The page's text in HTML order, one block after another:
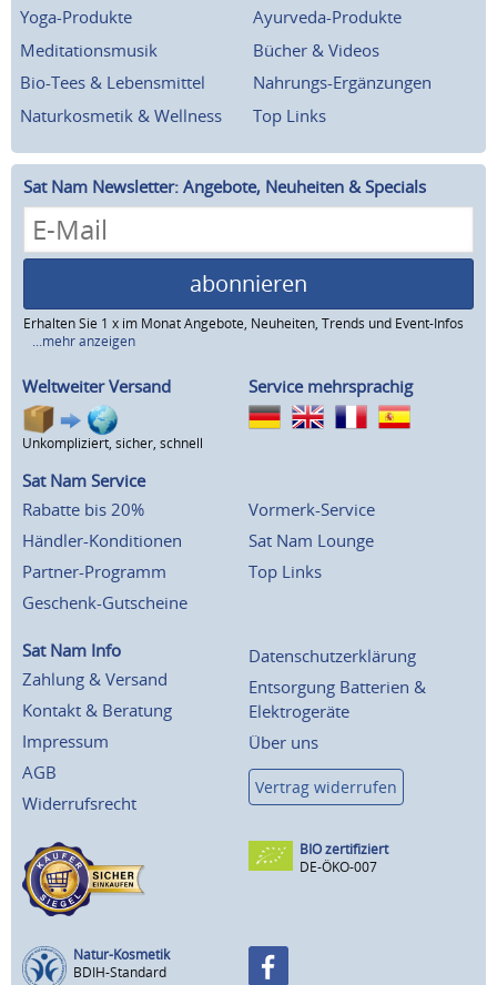
Yoga-Produkte
Ayurveda-Produkte
Meditationsmusik
Bücher & Videos
Bio-Tees & Lebensmittel
Nahrungs-Ergänzungen
Naturkosmetik & Wellness
Top Links
Sat Nam Newsletter: Angebote, Neuheiten & Specials
abonnieren
Erhalten Sie 1 x im Monat Angebote, Neuheiten, Trends und Event-Infos
...mehr anzeigen
Weltweiter Versand
Unkompliziert, sicher, schnell
Service mehrsprachig
Sat Nam Service
Rabatte bis 20%
Händler-Konditionen
Partner-Programm
Geschenk-Gutscheine
Vormerk-Service
Sat Nam Lounge
Top Links
Sat Nam Info
Zahlung & Versand
Kontakt & Beratung
Impressum
AGB
Widerrufsrecht
Datenschutzerklärung
Entsorgung Batterien &
Elektrogeräte
Über uns
Vertrag widerrufen
BIO zertifiziert
DE-ÖKO-007
Natur-Kosmetik
BDIH-Standard